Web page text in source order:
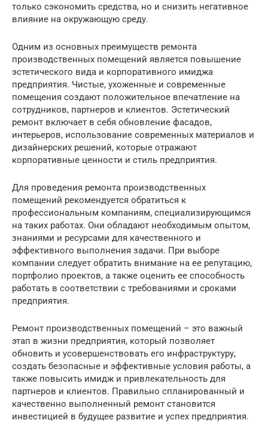
только сэкономить средства, но и снизить негативное
влияние на окружающую среду.
Одним из основных преимуществ ремонта
производственных помещений является повышение
эстетического вида и корпоративного имиджа
предприятия. Чистые, ухоженные и современные
помещения создают положительное впечатление на
сотрудников, партнеров и клиентов. Эстетический
ремонт включает в себя обновление фасадов,
интерьеров, использование современных материалов и
дизайнерских решений, которые отражают
корпоративные ценности и стиль предприятия.
Для проведения ремонта производственных
помещений рекомендуется обратиться к
профессиональным компаниям, специализирующимся
на таких работах. Они обладают необходимым опытом,
знаниями и ресурсами для качественного и
эффективного выполнения задачи. При выборе
компании следует обратить внимание на ее репутацию,
портфолио проектов, а также оценить ее способность
работать в соответствии с требованиями и сроками
предприятия.
Ремонт производственных помещений – это важный
этап в жизни предприятия, который позволяет
обновить и усовершенствовать его инфраструктуру,
создать безопасные и эффективные условия работы, а
также повысить имидж и привлекательность для
партнеров и клиентов. Правильно спланированный и
качественно выполненный ремонт становится
инвестицией в будущее развитие и успех предприятия.